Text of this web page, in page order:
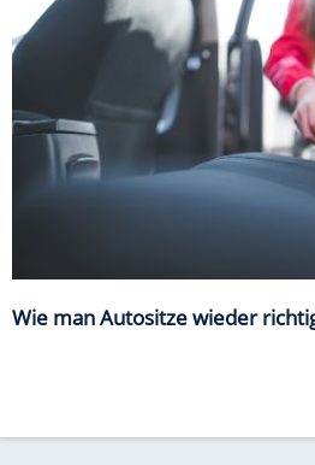
Wie man Autositze wieder